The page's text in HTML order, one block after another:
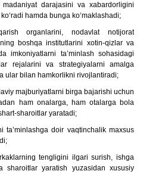
darajasini va xabardorligini
hamda bunga ko‘maklashadi;
organlarini, nodavlat notijorat
boshqa institutlarini xotin-qizlar va
imkoniyatlarni ta’minlash sohasidagi
rejalarini va strategiyalarni amalga
ular bilan hamkorlikni rivojlantiradi;
majburiyatlarni birga bajarishi uchun
ham onalarga, ham otalarga bola
sharoitlar yaratadi;
ta’minlashga doir vaqtinchalik maxsus
tengligini ilgari surish, ishga
sharoitlar yaratish yuzasidan xususiy